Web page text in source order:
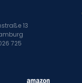
13
725